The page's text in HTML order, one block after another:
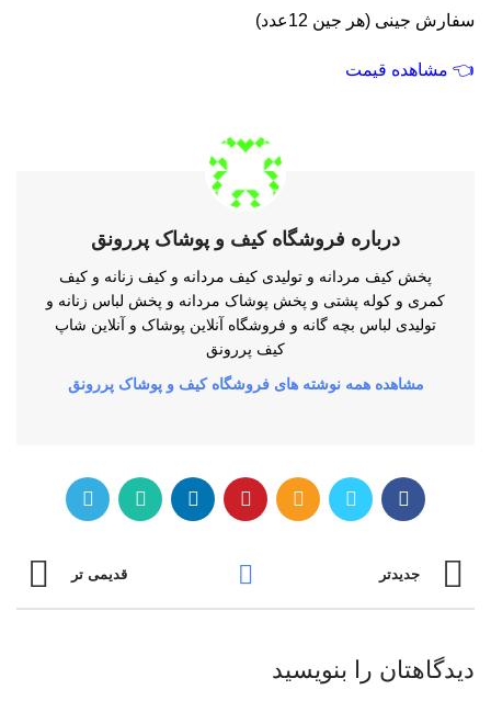
سفارش جینی (هر جین 12عدد)
👈 مشاهده قیمت
درباره فروشگاه کیف و پوشاک پررونق
پخش کیف مردانه و تولیدی کیف مردانه و کیف زنانه و کیف
کمری و کوله پشتی و پخش پوشاک مردانه و پخش لباس زنانه و
تولیدی لباس بچه گانه و فروشگاه آنلاین پوشاک و آنلاین شاپ
کیف پررونق
مشاهده همه نوشته های فروشگاه کیف و پوشاک پررونق
جدیدتر قدیمی تر
دیدگاهتان را بنویسید